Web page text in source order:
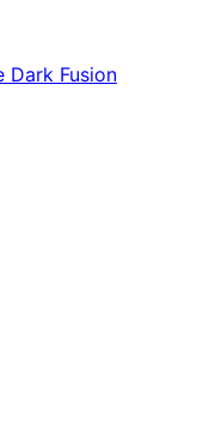
Dark Fusion